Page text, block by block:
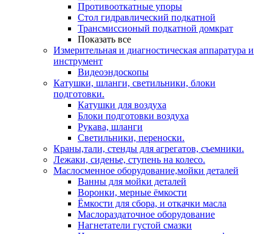
Противооткатные упоры
Стол гидравлический подкатной
Трансмиссионый подкатной домкрат
Показать все
Измерительная и диагностическая аппаратура и
инструмент
Видеоэндоскопы
Катушки, шланги, светильники, блоки
подготовки.
Катушки для воздуха
Блоки подготовки воздуха
Рукава, шланги
Светильники, переноски.
Краны,тали, стенды для агрегатов, съемники.
Лежаки, сиденье, ступень на колесо.
Маслосменное оборудование,мойки деталей
Ванны для мойки деталей
Воронки, мерные ёмкости
Ёмкости для сбора, и откачки масла
Маслораздаточное оборудование
Нагнетатели густой смазки